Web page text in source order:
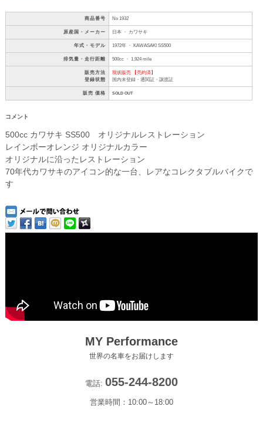
商品番号 No 1932
原産国・メーカー 日本 ・ カワサキ
年式・モデル 1972年 ・ KAWASAKI SS500
排気量・走行距離 500cc ・ 1,924 mile
販売方法
登録状態
現状販売 【売約済】
国内未登録・通関証・譲渡証
販売 価格 SOLD OUT
コメント
500cc カワサキ SS500 オリジナルレストレーション
レインボーオレンジ オリジナルカラー
オリジナルに沿ったレストレーション
70年代カワサキのアイコン的な一台、レアなコレクタブルバイクで
す
MY Performance
世界の名車をお届けします
電話: 055-244-8200
営業時間：10:00～18:00